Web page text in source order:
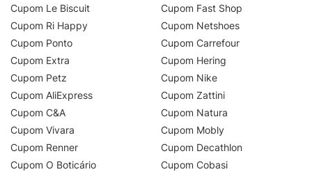
Cupom Le Biscuit
Cupom Ri Happy
Cupom Ponto
Cupom Extra
Cupom Petz
Cupom AliExpress
Cupom C&A
Cupom Vivara
Cupom Renner
Cupom O Boticário
Cupom Fast Shop
Cupom Netshoes
Cupom Carrefour
Cupom Hering
Cupom Nike
Cupom Zattini
Cupom Natura
Cupom Mobly
Cupom Decathlon
Cupom Cobasi